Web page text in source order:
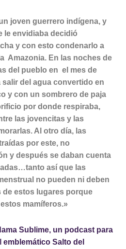
joven guerrero indígena, y
le envidiaba decidió
y con esto condenarlo a
Amazonia. En las noches de
del pueblo en el mes de
del agua convertido en
y con un sombrero de paja
por donde respiraba,
las jovencitas y las
Al otro día, las
por este, no
y después se daban cuenta
así que las
no pueden ni deben
de estos lugares porque
mamíferos.»
Sublime, un podcast para
Salto del